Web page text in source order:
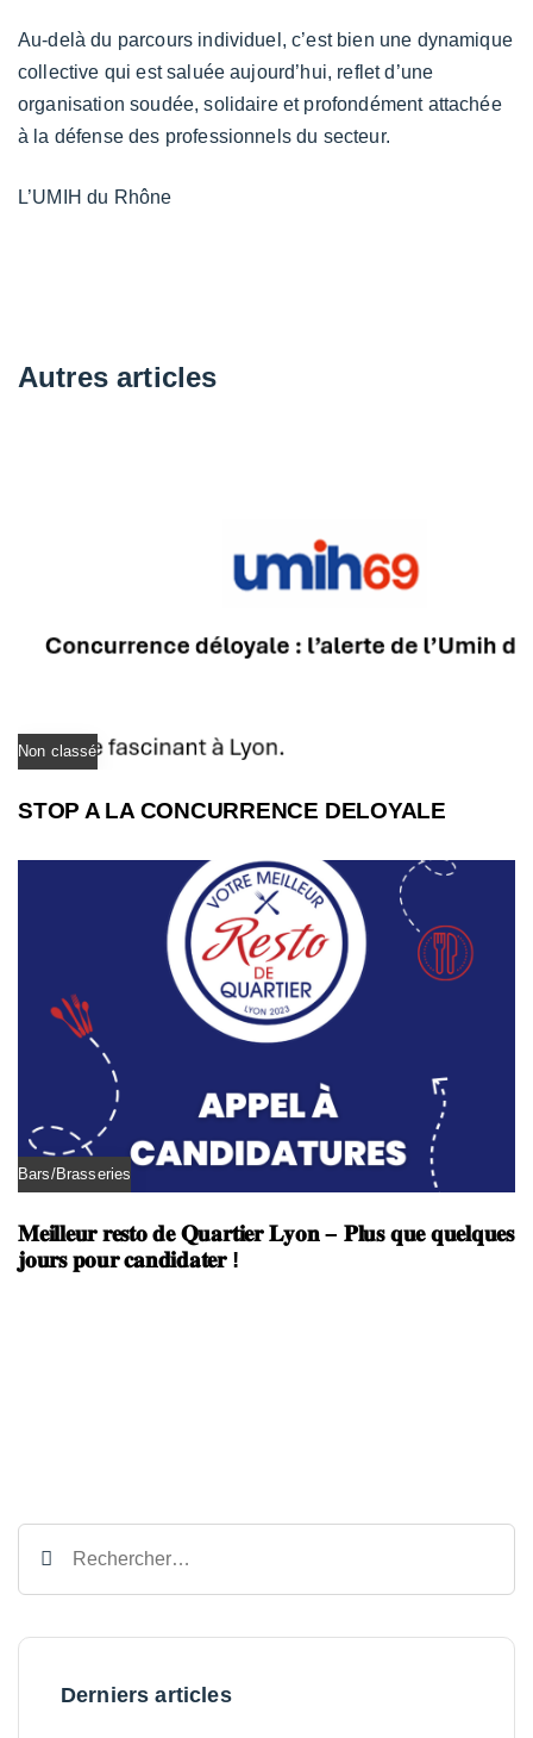
Au-delà du parcours individuel, c’est bien une dynamique
collective qui est saluée aujourd’hui, reflet d’une
organisation soudée, solidaire et profondément attachée
à la défense des professionnels du secteur.
L’UMIH du Rhône
Autres articles
Non classé
STOP A LA CONCURRENCE DELOYALE
Bars/Brasseries
𝐌𝐞𝐢𝐥𝐥𝐞𝐮𝐫 𝐫𝐞𝐬𝐭𝐨 𝐝𝐞 𝐐𝐮𝐚𝐫𝐭𝐢𝐞𝐫 𝐋𝐲𝐨𝐧 – 𝐏𝐥𝐮𝐬 𝐪𝐮𝐞 𝐪𝐮𝐞𝐥𝐪𝐮𝐞𝐬
𝐣𝐨𝐮𝐫𝐬 𝐩𝐨𝐮𝐫 𝐜𝐚𝐧𝐝𝐢𝐝𝐚𝐭𝐞𝐫 !
Derniers articles